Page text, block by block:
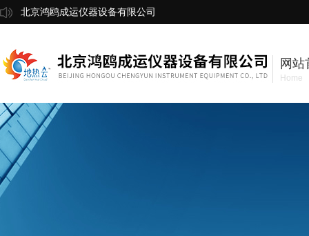
北京鸿鸥成运仪器设备有限公司
网站
Home